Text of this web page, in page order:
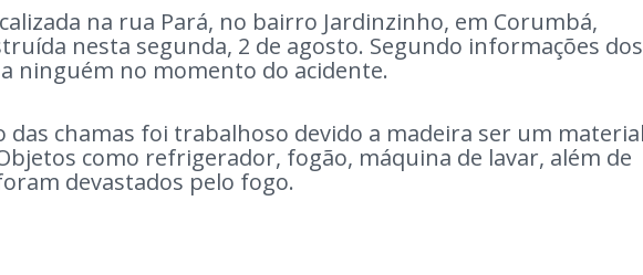
na rua Pará, no bairro Jardinzinho, em Corumbá,
nesta segunda, 2 de agosto. Segundo informações dos
ninguém no momento do acidente.
das chamas foi trabalhoso devido a madeira ser um
como refrigerador, fogão, máquina de lavar, além de
devastados pelo fogo.